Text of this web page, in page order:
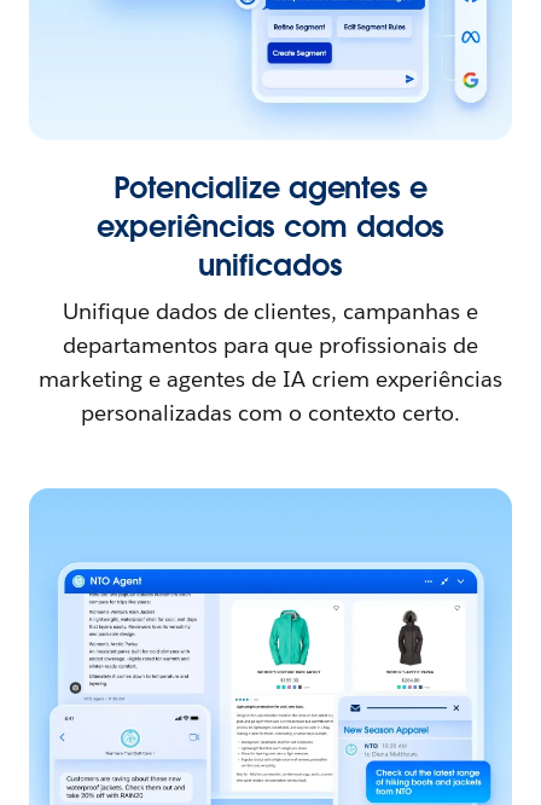
Potencialize agentes e
experiências com dados
unificados
Unifique dados de clientes, campanhas e
departamentos para que profissionais de
marketing e agentes de IA criem experiências
personalizadas com o contexto certo.